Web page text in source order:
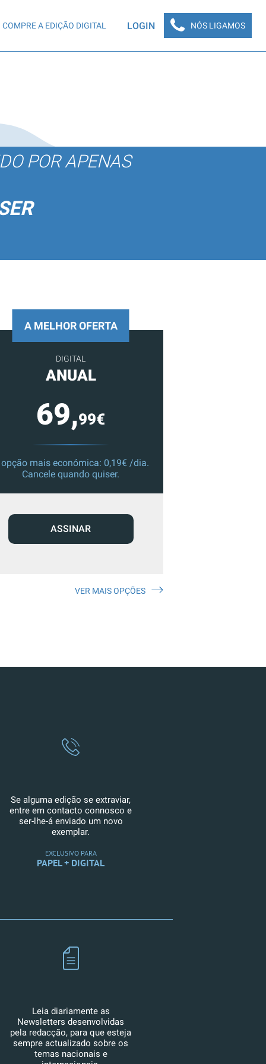
COMPRE A EDIÇÃO DIGITAL LOGIN NÓS LIGAMOS
POR APENAS
A MELHOR OFERTA
DIGITAL
ANUAL
69,99€
mais económica: 0,19€ /dia.
Cancele quando quiser.
ASSINAR
VER MAIS OPÇÕES
Se alguma edição se extraviar,
entre em contacto connosco e
ser-lhe-á enviado um novo
exemplar.
EXCLUSIVO PARA
PAPEL + DIGITAL
Leia diariamente as
Newsletters desenvolvidas
pela redacção, para que esteja
sempre actualizado sobre os
temas nacionais e